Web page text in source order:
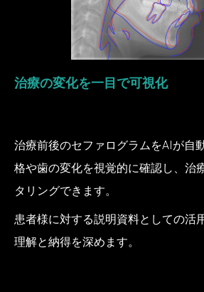
治療の変化を一目で可視化
治療前後のセファログラムをAIが自
格や歯の変化を視覚的に確認し、治
タリングできます。
患者様に対する説明資料としての活
理解と納得を深めます。